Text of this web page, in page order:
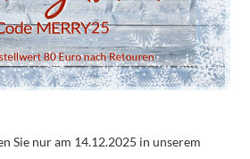
Sie nur am 14.12.2025 in unserem